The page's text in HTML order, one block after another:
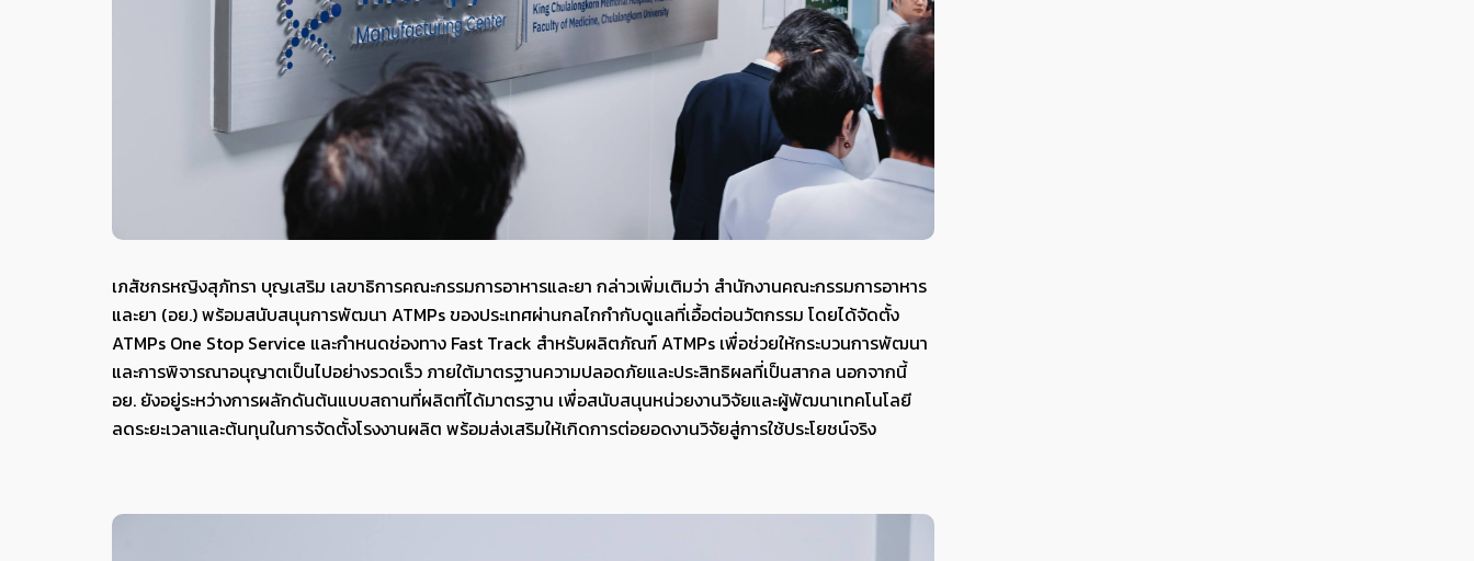
เภสัชกรหญิงสุภัทรา บุญเสริม เลขาธิการคณะกรรมการอาหารและยา กล่าวเพิ่มเติมว่า สำนักงานคณะกรรมการอาหาร
และยา (อย.) พร้อมสนับสนุนการพัฒนา ATMPs ของประเทศผ่านกลไกกำกับดูแลที่เอื้อต่อนวัตกรรม โดยได้จัดตั้ง
ATMPs One Stop Service และกำหนดช่องทาง Fast Track สำหรับผลิตภัณฑ์ ATMPs เพื่อช่วยให้กระบวนการพัฒนา
และการพิจารณาอนุญาตเป็นไปอย่างรวดเร็ว ภายใต้มาตรฐานความปลอดภัยและประสิทธิผลที่เป็นสากล นอกจากนี้
อย. ยังอยู่ระหว่างการผลักดันต้นแบบสถานที่ผลิตที่ได้มาตรฐาน เพื่อสนับสนุนหน่วยงานวิจัยและผู้พัฒนาเทคโนโลยี
ลดระยะเวลาและต้นทุนในการจัดตั้งโรงงานผลิต พร้อมส่งเสริมให้เกิดการต่อยอดงานวิจัยสู่การใช้ประโยชน์จริง